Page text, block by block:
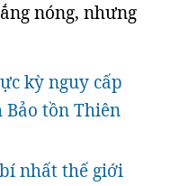
nóng, nhưng
kỳ nguy cấp
tồn Thiên
nhất thế giới